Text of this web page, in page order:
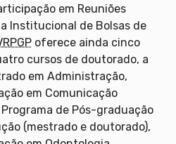
em Reuniões
Institucional de Bolsas de
oferece ainda cinco
cursos de doutorado, a
em Administração,
em Comunicação
de Pós-graduação
(mestrado e doutorado),